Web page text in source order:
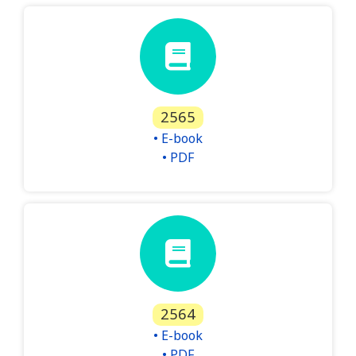
2565
• E-book
• PDF
2564
• E-book